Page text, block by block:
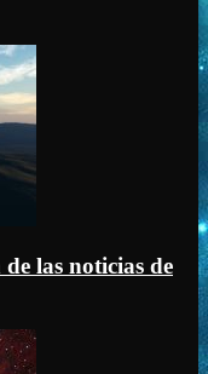
las noticias de